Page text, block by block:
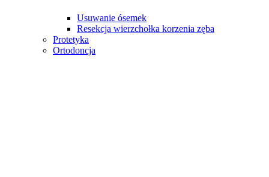
Usuwanie ósemek
Resekcja wierzchołka korzenia zęba
Protetyka
Ortodoncja